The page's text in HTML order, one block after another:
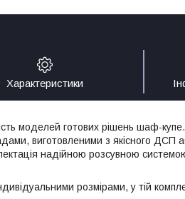
Характеристики
моделей готових рішень шаф-
виготовленими з якісного
надійною розсувною
розмірами, у тій